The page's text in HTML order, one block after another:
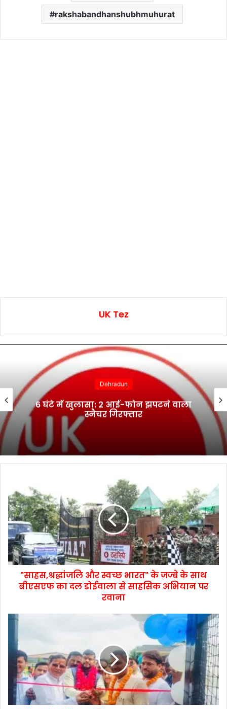
rakshabandhanshubhmuhurat
UK Tez
Dehradun
6 घंटे में खुलासा: 2 आई-फोन झपटने वाला
स्नैचर गिरफ्तार
"साहस,श्रद्धांजलि और स्वच्छ भारत" के जज्बे के साथ
बीएसएफ का दल डोईवाला से साहसिक अभियान पर
रवाना